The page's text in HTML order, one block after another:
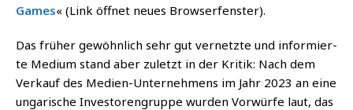
Games« (Link öff­net neu­es Browserfenster).
Das frü­her gewöhn­lich sehr gut ver­netz­te und infor­mier­
te Medi­um stand aber zuletzt in der Kri­tik: Nach dem
Ver­kauf des Medi­en-Unter­neh­mens im Jahr 2023 an eine
unga­ri­sche Inves­to­ren­grup­pe wur­den Vor­wür­fe laut, das